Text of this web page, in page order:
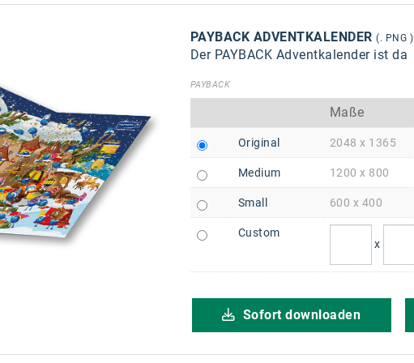
PAYBACK ADVENTKALENDER (. PNG )
Der PAYBACK Adventkalender ist da
PAYBACK
Maße
Original 2048 x 1365
Medium 1200 x 800
Small 600 x 400
Custom
x
Sofort downloaden